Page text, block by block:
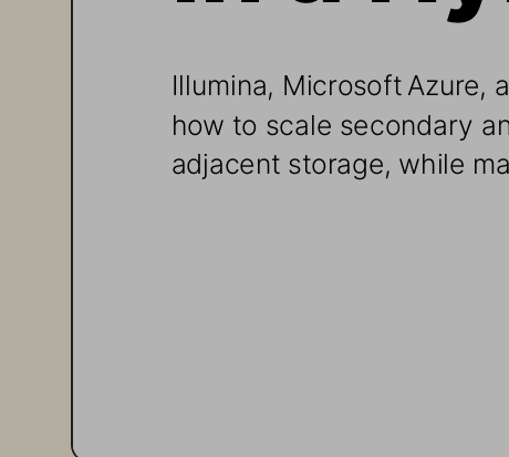
Illumina, Microsoft Azure,
how to scale secondary
adjacent storage, while